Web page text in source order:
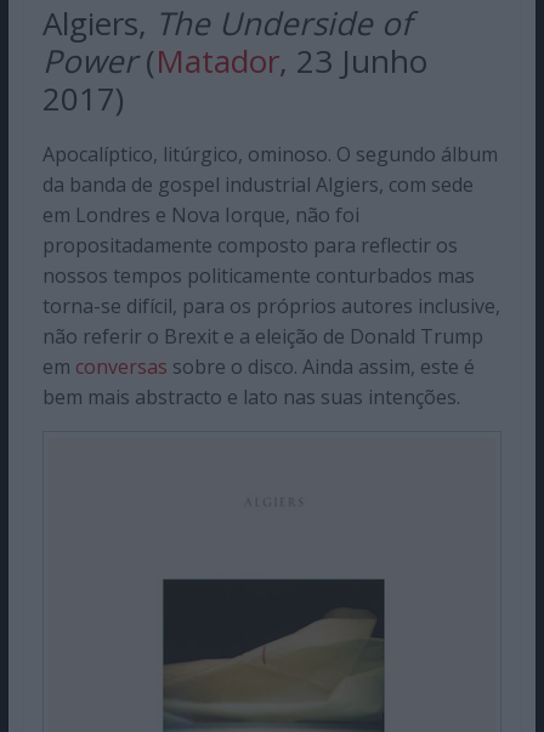
Algiers, The Underside of
Power(Matador, 23 Junho
2017)
Apocalíptico, litúrgico, ominoso. O segundo álbum
da banda de gospel industrial Algiers, com sede
em Londres e Nova Iorque, não foi
propositadamente composto para reflectir os
nossos tempos politicamente conturbados mas
torna-se difícil, para os próprios autores inclusive,
não referir o Brexit e a eleição de Donald Trump
em conversas sobre o disco. Ainda assim, este é
bem mais abstracto e lato nas suas intenções.